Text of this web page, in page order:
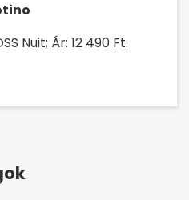
Nuit; Ár: 12 490 Ft.